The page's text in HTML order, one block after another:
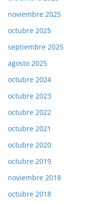
noviembre 2025
octubre 2025
septiembre 2025
agosto 2025
octubre 2024
octubre 2023
octubre 2022
octubre 2021
octubre 2020
octubre 2019
noviembre 2018
octubre 2018